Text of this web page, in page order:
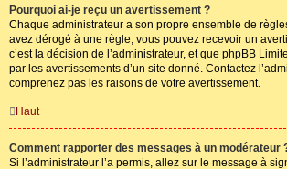
Pourquoi ai-je reçu un avertissement ?
Chaque administrateur a son propre ensemble de
avez dérogé à une règle, vous pouvez recevoir un
c’est la décision de l’administrateur, et que phpBB
par les avertissements d’un site donné. Contactez
comprenez pas les raisons de votre avertissement.
Haut
Comment rapporter des messages à un modérateur
Si l’administrateur l’a permis, allez sur le message à